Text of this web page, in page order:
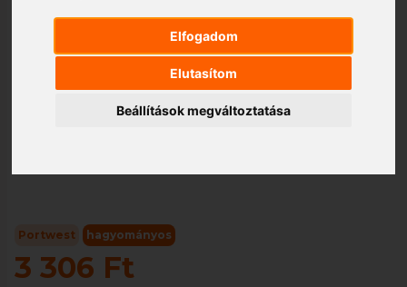
Elfogadom
Elutasítom
Beállítások megváltoztatása
Portwest hagyományos
3 306 Ft